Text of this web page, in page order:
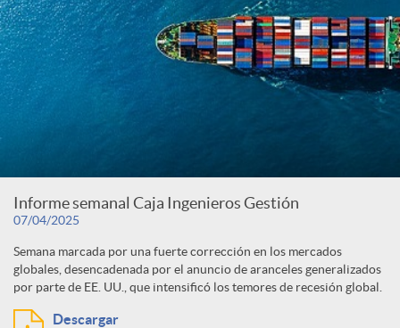
Informe semanal Caja Ingenieros Gestión
07/04/2025
Semana marcada por una fuerte corrección en los mercados
globales, desencadenada por el anuncio de aranceles generalizados
por parte de EE. UU., que intensificó los temores de recesión global.
Descargar